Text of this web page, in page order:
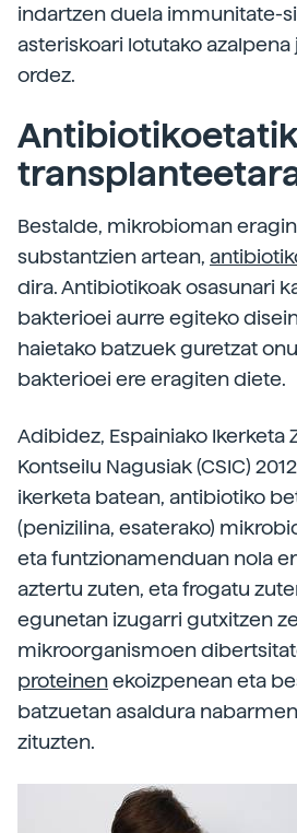
indartzen duela immunitate-
asteriskoari lotutako
ordez.
Antibiotikoetatik
Bestalde, mikrobioman
substantzien artean,
dira. Antibiotikoak osasunari
bakterioei aurre egiteko
haietako batzuek guretzat
bakterioei ere eragiten diete.
Adibidez, Espainiako Ikerketa
Kontseilu Nagusiak (CSIC)
ikerketa batean, antibiotiko
(penizilina, esaterako)
eta funtzionamenduan nola
aztertu zuten, eta frogatu
egunetan izugarri gutxitzen
mikroorganismoen
proteinenekoizpenean eta
batzuetan asaldura
zituzten.